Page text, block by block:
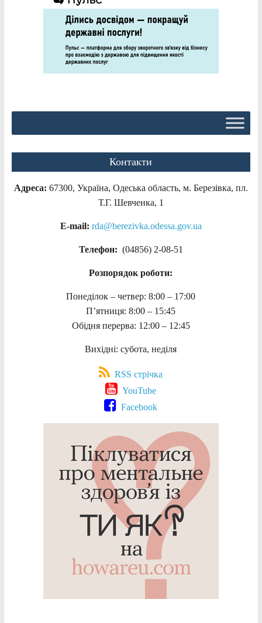
Контакти
Адреса: 67300, Україна, Одеська область, м. Березівка, пл.
Т.Г. Шевченка, 1
E-mail: rda@berezivka.odessa.gov.ua
Телефон: (04856) 2-08-51
Розпорядок роботи:
Понеділок – четвер: 8:00 – 17:00
П’ятниця: 8:00 – 15:45
Обідня перерва: 12:00 – 12:45
Вихідні: субота, неділя
RSS стрічка
YouTube
Facebook